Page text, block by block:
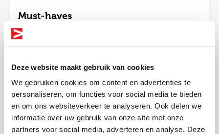
Deze website maakt gebruik van cookies
We gebruiken cookies om content en advertenties te
personaliseren, om functies voor social media te bieden
en om ons websiteverkeer te analyseren. Ook delen we
informatie over uw gebruik van onze site met onze
partners voor social media, adverteren en analyse. Deze
Must-haves
opleiding.
Je beschikt over actuele kennis van ruimtelijk
beleid, bestemmingsplannen en de
Omgevingswet.
Je hebt ervaring binnen een gemeentelijke
Altijd als 1e op de hoogte van de
Bel me terug